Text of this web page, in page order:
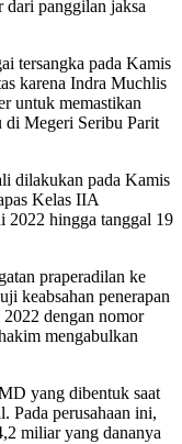
panggilan jaksa
tersangka pada Kamis
karena Indra Muchlis
untuk memastikan
di Megeri Seribu Parit
dilakukan pada Kamis
Kelas IIA
2022 hingga tanggal 19
praperadilan ke
keabsahan penerapan
dengan nomor
mengabulkan
yang dibentuk saat
Pada perusahaan ini,
miliar yang dananya